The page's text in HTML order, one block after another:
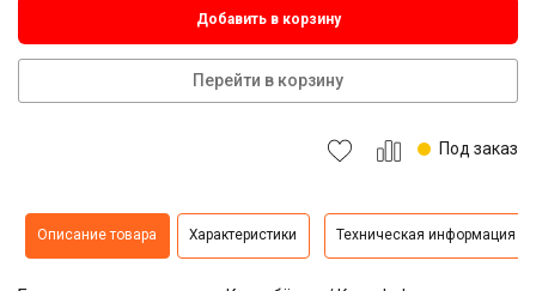
Добавить в корзину
Перейти в корзину
Под заказ
Описание товара Характеристики Техническая информация